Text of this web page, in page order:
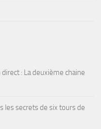
: La deuxième chaine
les secrets de six tours de